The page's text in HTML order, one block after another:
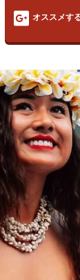
オススメす